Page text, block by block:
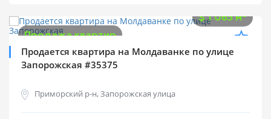
$1 065 м2
Продажа квартир
Продается квартира на Молдаванке по улице
Запорожская #35375
Приморский р-н, Запорожская улица